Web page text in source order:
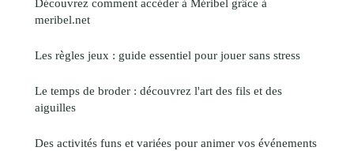
Découvrez comment accéder à Méribel grâce à
meribel.net
Les règles jeux : guide essentiel pour jouer sans stress
Le temps de broder : découvrez l'art des fils et des
aiguilles
Des activités funs et variées pour animer vos événements